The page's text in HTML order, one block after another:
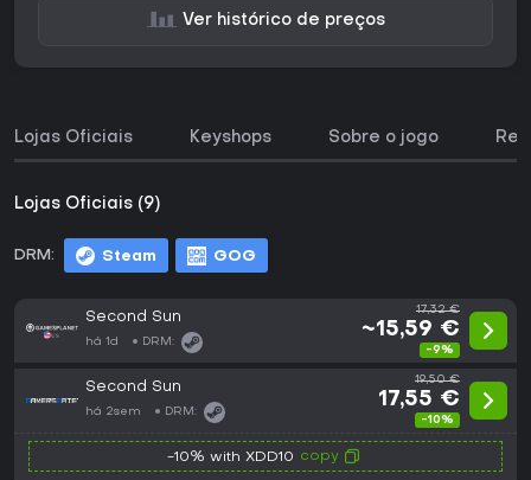
Ver histórico de preços
Lojas Oficiais Keyshops Sobre o jogo
Lojas Oficiais (9)
DRM: Steam GOG
Second Sun
há 1d DRM:
17,32 €
~15,59 €
-9%
Second Sun
há 2sem DRM:
19,50 €
17,55 €
-10%
-10% with XDD10 copy